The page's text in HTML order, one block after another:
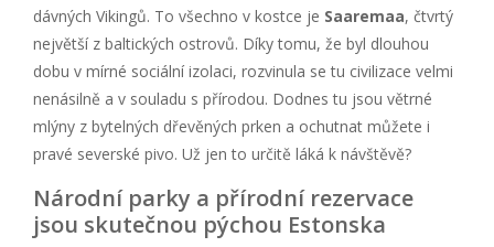
dávných Vikingů. To všechno v kostce je Saaremaa, čtvrtý
největší z baltických ostrovů. Díky tomu, že byl dlouhou
dobu v mírné sociální izolaci, rozvinula se tu civilizace velmi
nenásilně a v souladu s přírodou. Dodnes tu jsou větrné
mlýny z bytelných dřevěných prken a ochutnat můžete i
pravé severské pivo. Už jen to určitě láká k návštěvě?
Národní parky a přírodní rezervace
jsou skutečnou pýchou Estonska